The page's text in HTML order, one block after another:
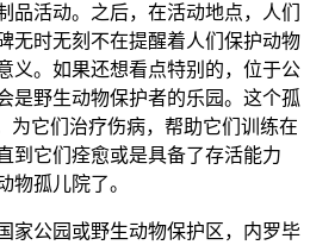
品活动。之后，在活动地点，人们
无时无刻不在提醒着人们保护动物
义。如果还想看点特别的，位于公
是野生动物保护者的乐园。这个孤
为它们治疗伤病，帮助它们训练在
到它们痊愈或是具备了存活能力
物孤儿院了。
家公园或野生动物保护区，内罗毕